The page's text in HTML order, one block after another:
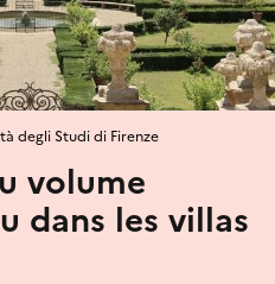
volume
dans les villas
degli Studi di Firenze